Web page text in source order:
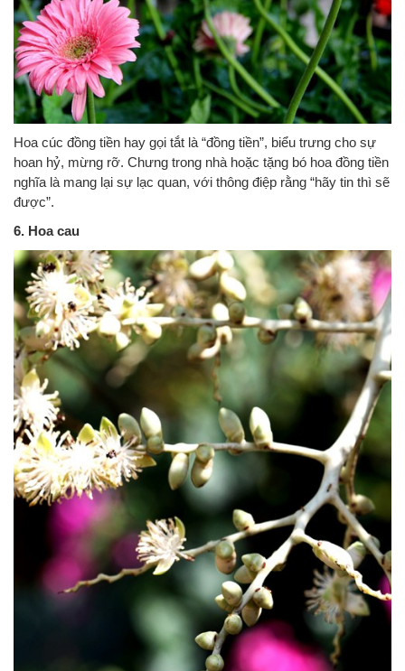
Hoa cúc đồng tiền hay gọi tắt là “đồng tiền”, biểu trưng cho sự
hoan hỷ, mừng rỡ. Chưng trong nhà hoặc tặng bó hoa đồng tiền
nghĩa là mang lại sự lạc quan, với thông điệp rằng “hãy tin thì sẽ
được”.
6. Hoa cau